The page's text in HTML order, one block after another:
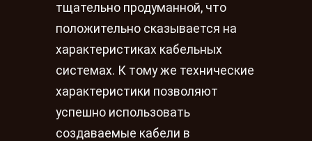
тщательно продуманной, что
положительно сказывается на
характеристиках кабельных
системах. К тому же технические
характеристики позволяют
успешно использовать
создаваемые кабели в